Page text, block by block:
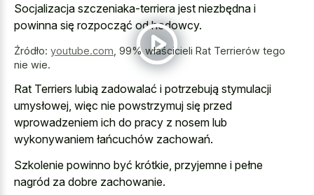
Socjalizacja szczeniaka-terriera jest niezbędna i
powinna się rozpocząć od hodowcy.
Źródło: youtube.com 99% właścicieli Rat Terrierów tego
nie wie.
Rat Terriers lubią zadowalać i potrzebują stymulacji
umysłowej, więc nie powstrzymuj się przed
wprowadzeniem ich do pracy z nosem lub
wykonywaniem łańcuchów zachowań.
Szkolenie powinno być krótkie, przyjemne i pełne
nagród za dobre zachowanie.